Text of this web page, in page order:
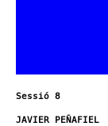
Sessió 8
JAVIER PEÑAFIEL